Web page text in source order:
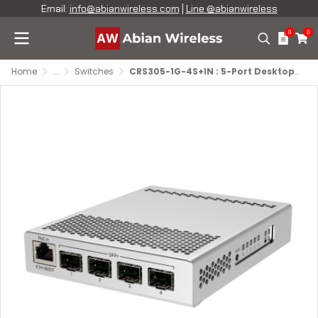
Email: info@abianwireless.com Line @abianwireless
0 0
Home ... Switches CRS305-1G-4S+IN : 5-Port Desktop Switch with 1 Gigabit Ethernet Port and 4 SFP+ 10Gbps Ports